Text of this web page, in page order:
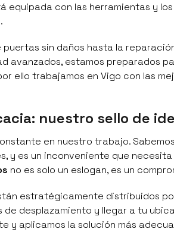
equipada con las herramientas y
sin daños hasta la
avanzados, estamos preparados
ello trabajamos en Vigo con las
nuestro sello de
en nuestro trabajo.
y es un inconveniente que
no es solo un eslogan, es un
estratégicamente distribuidos
desplazamiento y llegar a tu
y aplicamos la solución más